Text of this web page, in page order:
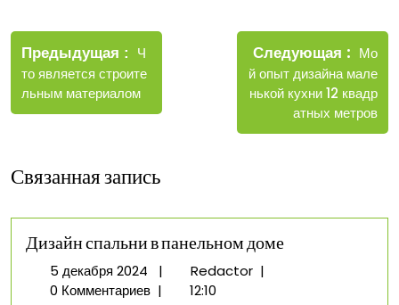
Навигация
по
записям
Предыдущая
Старые
записи
Ч
то является строите
льным материалом
Следующая
Новые
записи
Мо
й опыт дизайна мале
нькой кухни 12 квадр
атных метров
Связанная запись
Дизайн спальни в панельном доме
5 декабря 20245
декабря
| RedactorДизайн
|
0 Комментариев |
12:10